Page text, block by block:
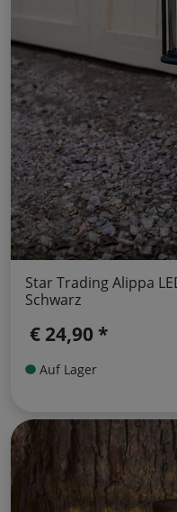
Star Trading Alippa
Schwarz
€ 24,90 *
Auf Lager